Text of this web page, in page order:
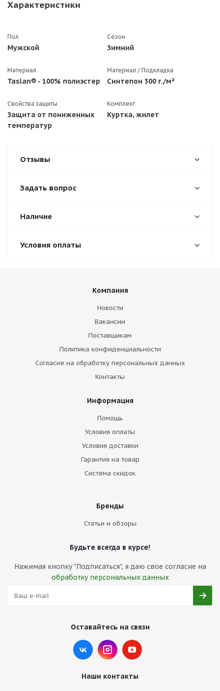
Характеристики
Пол
Мужской
Сезон
Зимний
Материал
Taslan® - 100% полиэстер
Материал / Подкладка
Синтепон 300 г./м²
Свойства защиты
Защита от пониженных
температур
Комплект
Куртка, жилет
Отзывы
Задать вопрос
Наличие
Условия оплаты
Компания
Новости
Вакансии
Поставщикам
Политика конфиденциальности
Согласие на обработку персональных данных
Контакты
Информация
Помощь
Условия оплаты
Условия доставки
Гарантия на товар
Система скидок
Бренды
Статьи и обзоры
Будьте всегда в курсе!
Нажимая кнопку "Подписаться", я даю свое согласие на
обработку персональных данных
Оставайтесь на связи
Наши контакты